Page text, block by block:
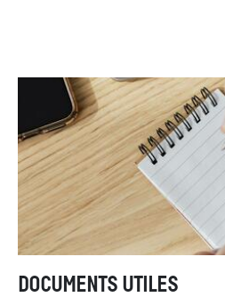
DOCUMENTS UTILES